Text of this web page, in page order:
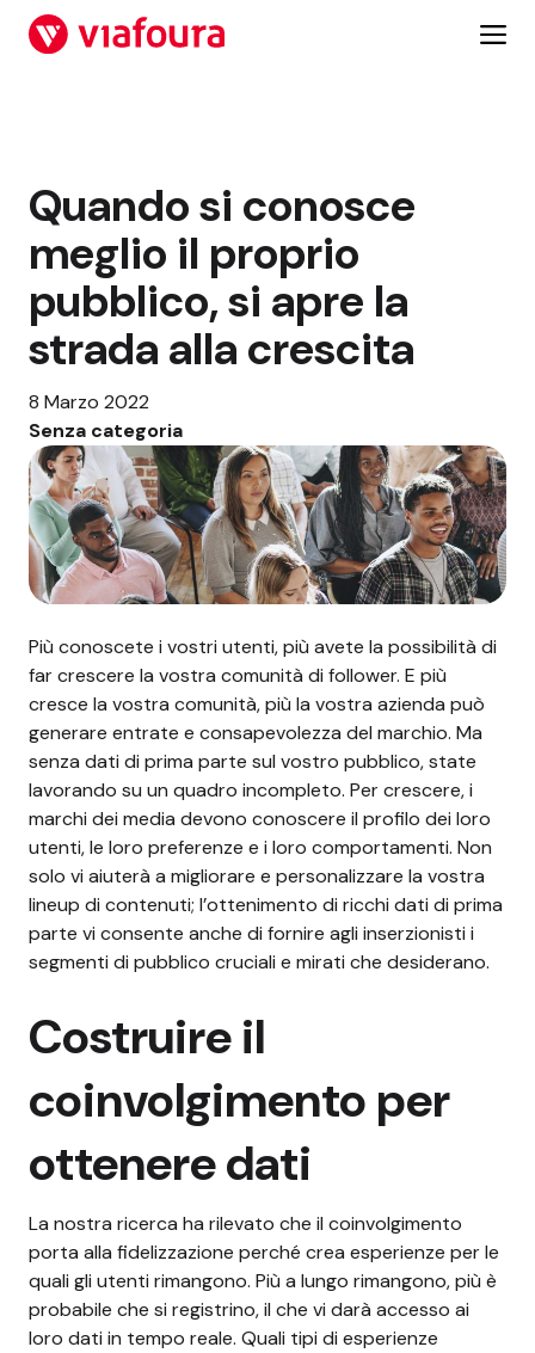
Quando si conosce
meglio il proprio
pubblico, si apre la
strada alla crescita
8 Marzo 2022
Senza categoria
Più conoscete i vostri utenti, più avete la possibilità di
far crescere la vostra comunità di follower. E più
cresce la vostra comunità, più la vostra azienda può
generare entrate e consapevolezza del marchio. Ma
senza dati di prima parte sul vostro pubblico, state
lavorando su un quadro incompleto. Per crescere, i
marchi dei media devono conoscere il profilo dei loro
utenti, le loro preferenze e i loro comportamenti. Non
solo vi aiuterà a migliorare e personalizzare la vostra
lineup di contenuti; l’ottenimento di ricchi dati di prima
parte vi consente anche di fornire agli inserzionisti i
segmenti di pubblico cruciali e mirati che desiderano.
Costruire il
coinvolgimento per
ottenere dati
La nostra ricerca ha rilevato che il coinvolgimento
porta alla fidelizzazione perché crea esperienze per le
quali gli utenti rimangono. Più a lungo rimangono, più è
probabile che si registrino, il che vi darà accesso ai
loro dati in tempo reale. Quali tipi di esperienze